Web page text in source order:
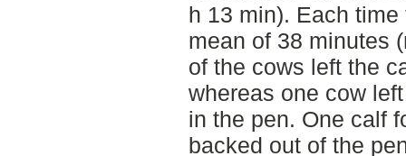
h 13 min). Each
mean of 38 minutes
of the cows left the
whereas one cow
in the pen. One calf
backed out of the